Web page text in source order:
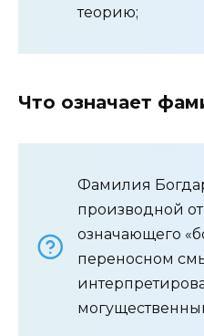
теорию;
Что означает
Фамилия
производной от
означающего
переносном